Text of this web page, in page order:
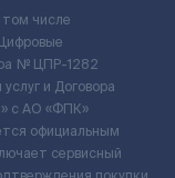
числе
№ ЦПР-1282
и Договора
c АО «ФПК»
официальным
сервисный